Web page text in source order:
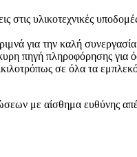
υλικοτεχνικές
για την καλή
πηγή πληροφόρησης
σε όλα τα
με αίσθημα ευθύνης